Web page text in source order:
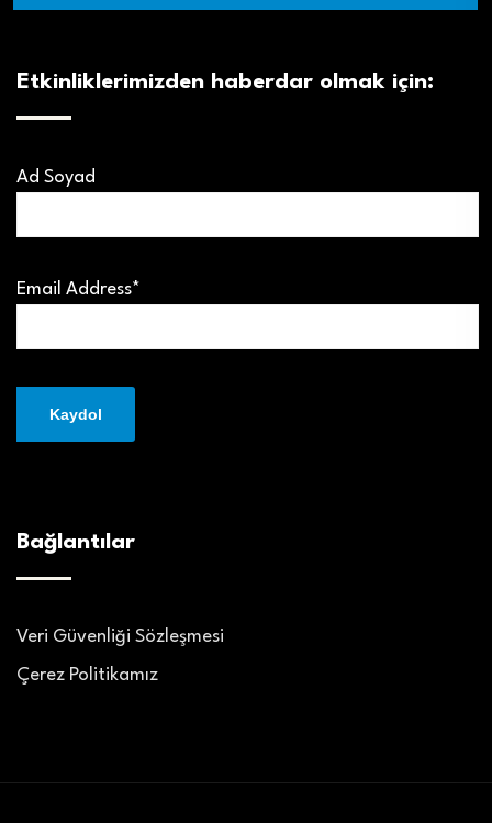
Etkinliklerimizden haberdar olmak için:
Ad Soyad
Email Address*
Bağlantılar
Veri Güvenliği Sözleşmesi
Çerez Politikamız